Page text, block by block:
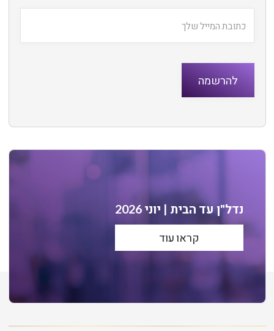
נדל"ן עד הבית | יוני 2026
קראו עוד